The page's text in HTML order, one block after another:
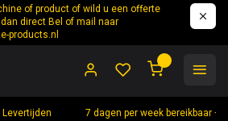
of product of wild u een offerte
direct Bel of mail naar
products.nl
7 dagen per week bereikbaar